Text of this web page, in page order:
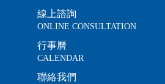
線上諮詢
ONLINE CONSULTATION
行事曆
CALENDAR
聯絡我們